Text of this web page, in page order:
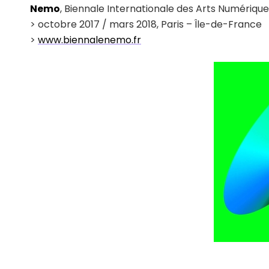
Nemo, Biennale Internationale des Arts
> octobre 2017 / mars 2018, Paris – Île-de-France
> www.biennalenemo.fr